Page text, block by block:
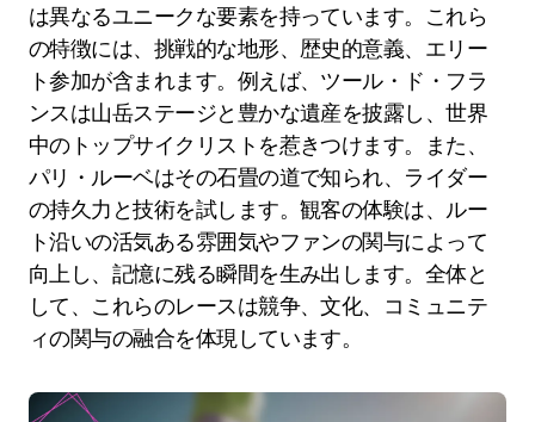
は異なるユニークな要素を持っています。これら
の特徴には、挑戦的な地形、歴史的意義、エリー
ト参加が含まれます。例えば、ツール・ド・フラ
ンスは山岳ステージと豊かな遺産を披露し、世界
中のトップサイクリストを惹きつけます。また、
パリ・ルーベはその石畳の道で知られ、ライダー
の持久力と技術を試します。観客の体験は、ルー
ト沿いの活気ある雰囲気やファンの関与によって
向上し、記憶に残る瞬間を生み出します。全体と
して、これらのレースは競争、文化、コミュニテ
ィの関与の融合を体現しています。